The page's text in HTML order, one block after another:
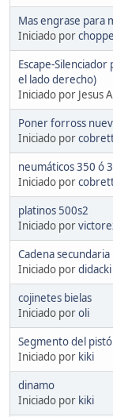
Mas engrase para
Iniciado por
Escape-
el lado derecho)
Iniciado por Jesus
Poner forross
Iniciado por
neumáticos 350 ó
Iniciado por
platinos 500s2
Iniciado por
Cadena secundaria
Iniciado pordidacki
cojinetes bielas
Iniciado poroli
Segmento del
Iniciado por kiki
dinamo
Iniciado por kiki